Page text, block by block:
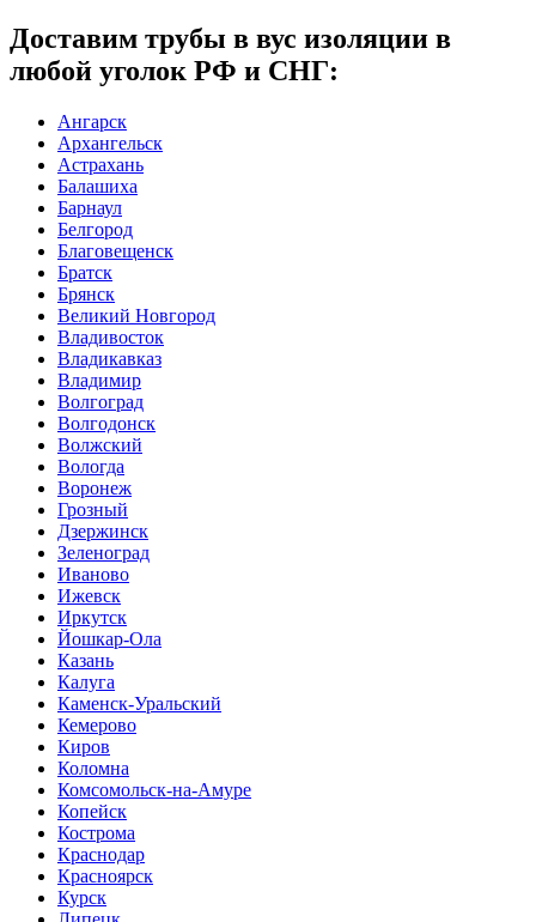
Доставим трубы в вус изоляции в
любой уголок РФ и СНГ:
Ангарск
Архангельск
Астрахань
Балашиха
Барнаул
Белгород
Благовещенск
Братск
Брянск
Великий Новгород
Владивосток
Владикавказ
Владимир
Волгоград
Волгодонск
Волжский
Вологда
Воронеж
Грозный
Дзержинск
Зеленоград
Иваново
Ижевск
Иркутск
Йошкар-Ола
Казань
Калуга
Каменск-Уральский
Кемерово
Киров
Коломна
Комсомольск-на-Амуре
Копейск
Кострома
Краснодар
Красноярск
Курск